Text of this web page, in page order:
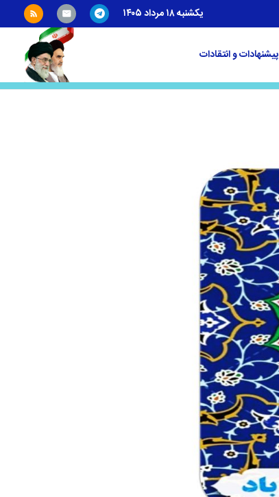
یکشنبه ۱۸ مرداد ۱۴۰۵
پیشنهادات و انتقادات